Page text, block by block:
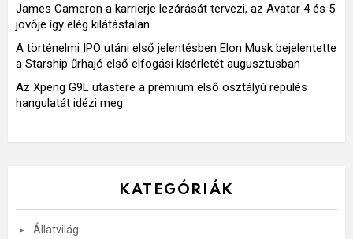
James Cameron a karrierje lezárását tervezi, az Avatar 4 és 5
jövője így elég kilátástalan
A történelmi IPO utáni első jelentésben Elon Musk bejelentette
a Starship űrhajó első elfogási kísérletét augusztusban
Az Xpeng G9L utastere a prémium első osztályú repülés
hangulatát idézi meg
KATEGÓRIÁK
Állatvilág